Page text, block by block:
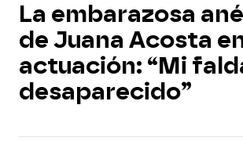
La embarazosa
de Juana Acosta
actuación: “Mi
desaparecido”